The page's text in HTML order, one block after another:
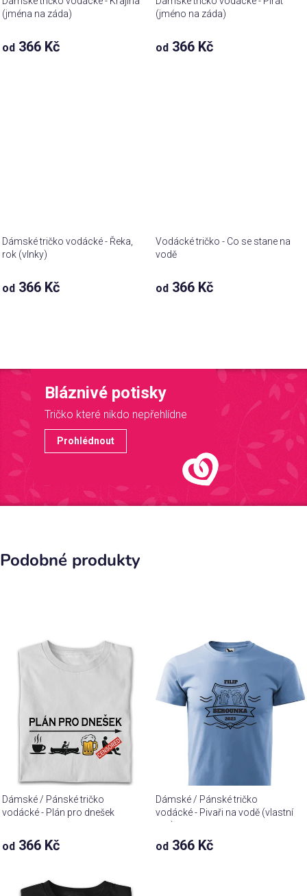
(jména na záda)
od 366 Kč
(jméno na záda)
od 366 Kč
Dámské tričko vodácké - Řeka,
rok (vlnky)
od 366 Kč
Vodácké tričko - Co se stane na
vodě
od 366 Kč
Bláznivé potisky
Tričko které nikdo nepřehlídne
Prohlédnout
Podobné produkty
Dámské / Pánské tričko
vodácké - Plán pro dnešek
od 366 Kč
Dámské / Pánské tričko
vodácké - Pivaři na vodě (vlastní
text)
od 366 Kč